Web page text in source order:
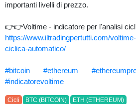
importanti livelli di prezzo.
👉👉Voltime - indicatore per l'analisi
https://www.iltradingpertutti.com/
ciclica-automatico/
#bitcoin #ethereum
#indicatorevoltime
Cicli BTC (BITCOIN) ETH (ETHEREUM)